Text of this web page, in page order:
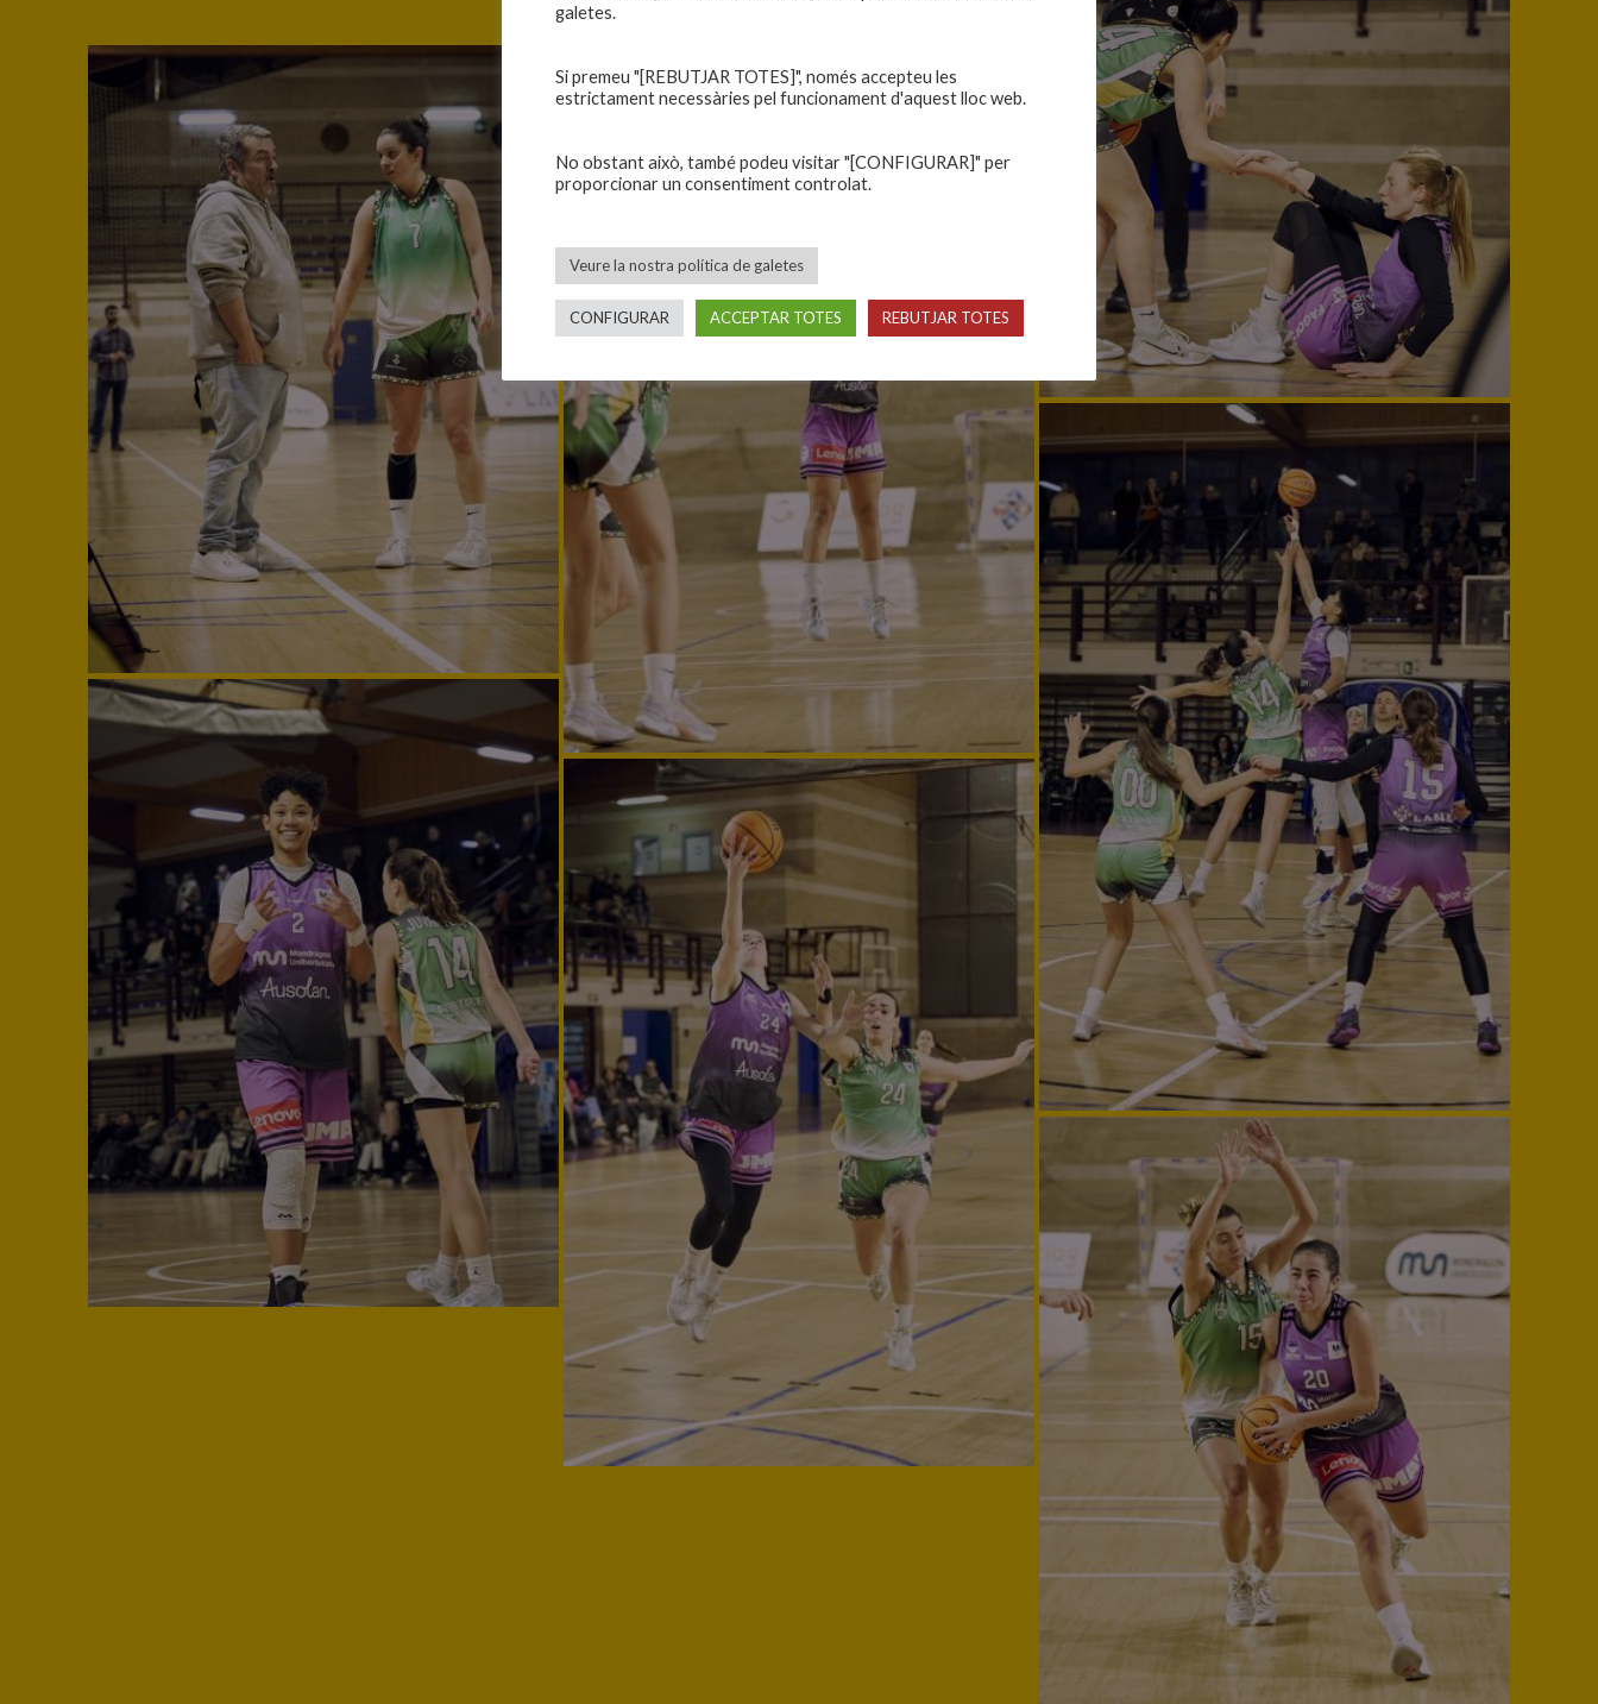
galetes.
Si premeu "[REBUTJAR TOTES]", només accepteu les
estrictament necessàries pel funcionament d'aquest lloc web.
No obstant això, també podeu visitar "[CONFIGURAR]" per
proporcionar un consentiment controlat.
Veure la nostra política de galetes
CONFIGURAR ACCEPTAR TOTES REBUTJAR TOTES